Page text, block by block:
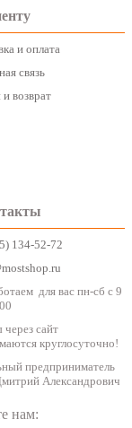
и оплата
связь
возврат
134-52-72
для вас пн-сб с 9
через сайт
круглосуточно!
предприниматель
Александрович
нам: